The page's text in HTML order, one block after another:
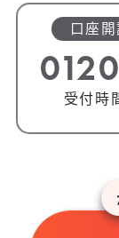
口座
受付時